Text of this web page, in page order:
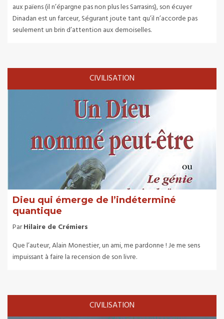
aux païens (il n’épargne pas non plus les Sarrasins), son écuyer
Dinadan est un farceur, Ségurant joute tant qu’il n’accorde pas
seulement un brin d’attention aux demoiselles.
CIVILISATION
Dieu qui émerge de l’indéterminé
quantique
ParHilaire de Crémiers
Que l’auteur, Alain Monestier, un ami, me pardonne ! Je me sens
impuissant à faire la recension de son livre.
CIVILISATION